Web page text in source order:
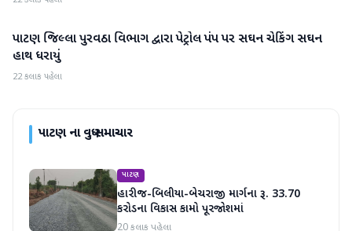
પાટણ
પાટણ જિલ્લા પુરવઠા વિભાગ દ્વારા પેટ્રોલ પંપ પર સઘન ચેકિંગ સઘન
હાથ ધરાયું
22 કલાક પહેલા
પાટણના વધુ સમાચાર
પાટણ
હારીજ-બિલીયા-બેચરાજી માર્ગના રૂ. 33.70
કરોડના વિકાસ કામો પૂરજોશમાં
20 કલાક પહેલા